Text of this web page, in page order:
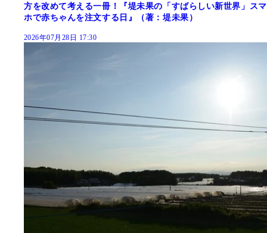
方を改めて考える一冊！『堤未果の「すばらしい新世界」スマ
ホで赤ちゃんを注文する日』（著：堤未果）
2026年07月28日 17:30